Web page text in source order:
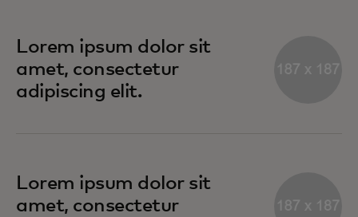
Lorem ipsum dolor sit
amet, consectetur
adipiscing elit.
Lorem ipsum dolor sit
amet, consectetur